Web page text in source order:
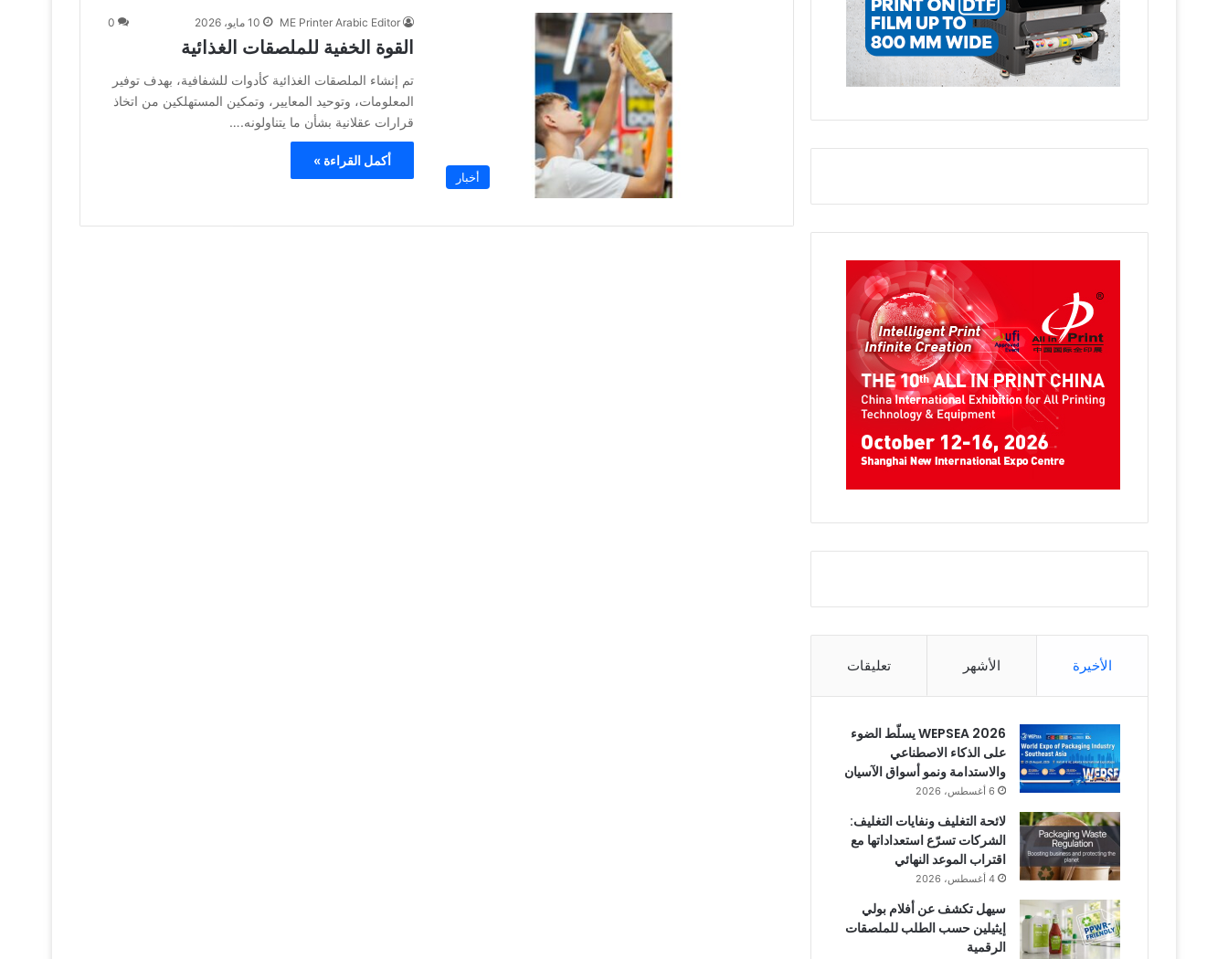
أخبار
ME Printer Arabic Editor 10 مايو، 2026 0
القوة الخفية للملصقات الغذائية
تم إنشاء الملصقات الغذائية كأدوات للشفافية، بهدف توفير
المعلومات، وتوحيد المعايير، وتمكين المستهلكين من اتخاذ
قرارات عقلانية بشأن ما يتناولونه.…
أكمل القراءة »
الأخيرة الأشهر تعليقات
WEPSEA 2026 يسلّط الضوء
على الذكاء الاصطناعي
والاستدامة ونمو أسواق الآسيان
6 أغسطس، 2026
لائحة التغليف ونفايات التغليف:
الشركات تسرّع استعداداتها مع
اقتراب الموعد النهائي
4 أغسطس، 2026
سيهل تكشف عن أفلام بولي
إيثيلين حسب الطلب للملصقات
الرقمية